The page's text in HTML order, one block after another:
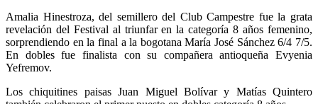
Amalia Hinestroza, del semillero del Club Campestre fue la grata
revelación del Festival al triunfar en la categoría 8 años femenino,
sorprendiendo en la final a la bogotana María José Sánchez 6/4 7/5.
En dobles fue finalista con su compañera antioqueña Evyenia
Yefremov.
Los chiquitines paisas Juan Miguel Bolívar y Matías Quintero